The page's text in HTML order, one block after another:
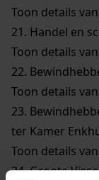
Toon details
21. Handel en
Toon details
22.
Toon details
23.
ter Kamer
Toon details
24.Groote